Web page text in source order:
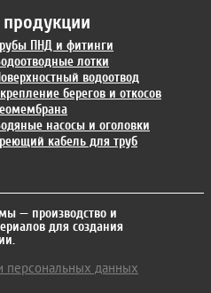
продукции
ПНД и фитинги
лотки
водоотвод
берегов и откосов
насосы и оголовки
кабель для труб
— производство и
для создания
персональных данных